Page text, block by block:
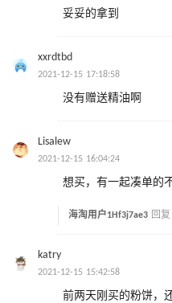
妥妥的拿到
xxrdtbd
2021-12-15 17:18:58
没有赠送精油啊
Lisalew
2021-12-15 16:04:24
想买，有一起凑单的
海淘用户1Hf3j7ae3 回复
katry
2021-12-15 15:42:58
前两天刚买的粉饼，